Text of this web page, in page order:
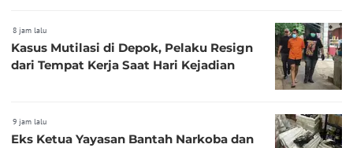
8 jam lalu
Kasus Mutilasi di Depok, Pelaku Resign
dari Tempat Kerja Saat Hari Kejadian
9 jam lalu
Eks Ketua Yayasan Bantah Narkoba dan